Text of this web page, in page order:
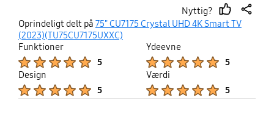
Nyttig?
thumbshare
Oprindeligt delt på 75" CU7175 Crystal UHD 4K Smart TV
(2023)(TU75CU7175UXXC)
Funktioner
5
Ydeevne
5
Design
5
Værdi
5